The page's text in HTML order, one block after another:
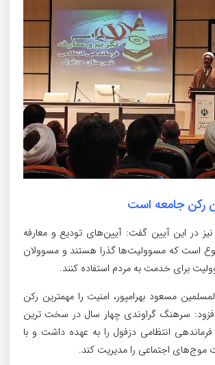
رکن جامعه است
در این آیین گفت: آیین‌های تودیع و معارفه
است که مسوولیت‌ها گذرا هستند و مسوولان
برای خدمت به مردم استفاده کنند.
مسعود بهرامپور، امنیت را مهمترین رکن
سرهنگ گراوندی چهار سال در سخت ترین
انتظامی دزفول را به عهده داشت و با
موج‌های اجتماعی را مدیریت کند.